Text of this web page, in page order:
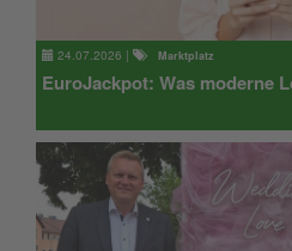
24.07.2026 | Marktplatz
EuroJackpot: Was moderne